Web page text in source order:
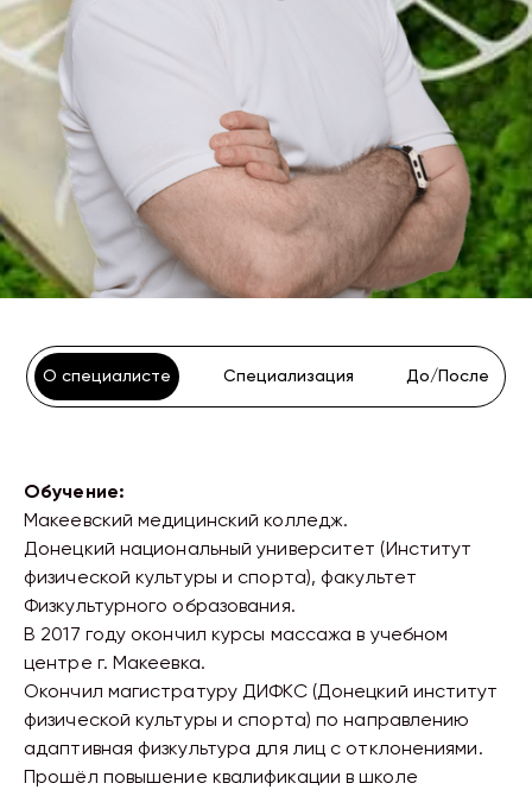
О специалисте Специализация До/После
Обучение:
Макеевский медицинский колледж.
Донецкий национальный университет (Институт
физической культуры и спорта), факультет
Физкультурного образования.
В 2017 году окончил курсы массажа в учебном
центре г. Макеевка.
Окончил магистратуру ДИФКС (Донецкий институт
физической культуры и спорта) по направлению
адаптивная физкультура для лиц с отклонениями.
Прошёл повышение квалификации в школе